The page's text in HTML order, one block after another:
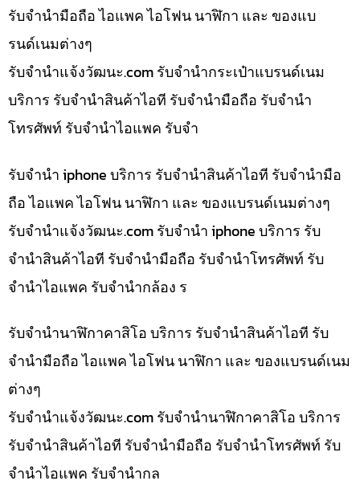
รับจำนำมือถือ ไอแพค ไอโฟน นาฬิกา และ ของแบ
รนด์เนมต่างๆ
รับจํานําแจ้งวัฒนะ.com รับจำนำกระเป๋าแบรนด์เนม
บริการ รับจำนำสินค้าไอที รับจำนำมือถือ รับจำนำ
โทรศัพท์ รับจำนำไอแพค รับจำ
รับจำนำ iphone บริการ รับจำนำสินค้าไอที รับจำนำมือ
ถือ ไอแพค ไอโฟน นาฬิกา และ ของแบรนด์เนมต่างๆ
รับจํานําแจ้งวัฒนะ.com รับจำนำ iphone บริการ รับ
จำนำสินค้าไอที รับจำนำมือถือ รับจำนำโทรศัพท์ รับ
จำนำไอแพค รับจำนำกล้อง ร
รับจำนำนาฬิกาคาสิโอ บริการ รับจำนำสินค้าไอที รับ
จำนำมือถือ ไอแพค ไอโฟน นาฬิกา และ ของแบรนด์เนม
ต่างๆ
รับจํานําแจ้งวัฒนะ.com รับจำนำนาฬิกาคาสิโอ บริการ
รับจำนำสินค้าไอที รับจำนำมือถือ รับจำนำโทรศัพท์ รับ
จำนำไอแพค รับจำนำกล